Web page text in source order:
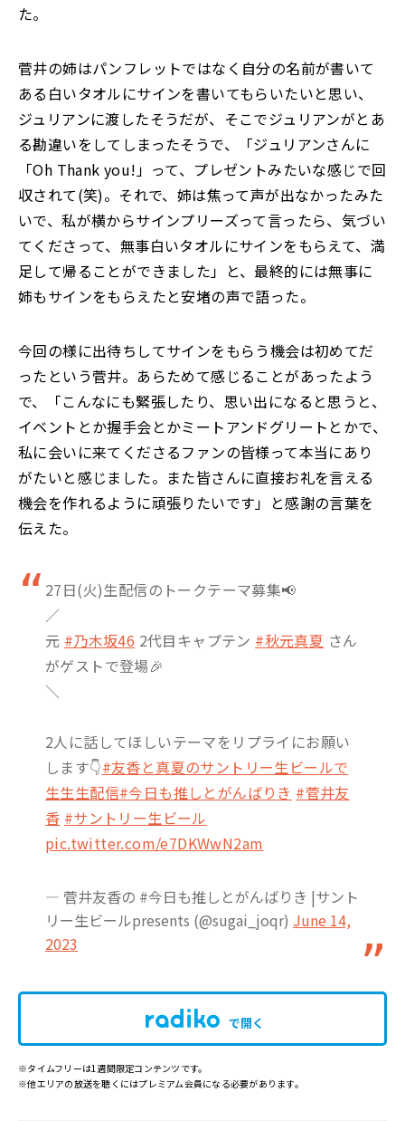
た。
菅井の姉はパンフレットではなく自分の名前が書いて
ある白いタオルにサインを書いてもらいたいと思い、
ジュリアンに渡したそうだが、そこでジュリアンがとあ
る勘違いをしてしまったそうで、「ジュリアンさんに
「Oh Thank you!」って、プレゼントみたいな感じで回
収されて(笑)。それで、姉は焦って声が出なかったみた
いで、私が横からサインプリーズって言ったら、気づい
てくださって、無事白いタオルにサインをもらえて、満
足して帰ることができました」と、最終的には無事に
姉もサインをもらえたと安堵の声で語った。
今回の様に出待ちしてサインをもらう機会は初めてだ
ったという菅井。あらためて感じることがあったよう
で、「こんなにも緊張したり、思い出になると思うと、
イベントとか握手会とかミートアンドグリートとかで、
私に会いに来てくださるファンの皆様って本当にあり
がたいと感じました。また皆さんに直接お礼を言える
機会を作れるように頑張りたいです」と感謝の言葉を
伝えた。
27日(火)生配信のトークテーマ募集📢
／
元 #乃木坂46 2代目キャプテン #秋元真夏 さん
がゲストで登場🎉
＼
2人に話してほしいテーマをリプライにお願い
します👇#友香と真夏のサントリー生ビールで
生生生配信#今日も推しとがんばりき #菅井友
香 #サントリー生ビール
pic.twitter.com/e7DKWwN2am
— 菅井友香の #今日も推しとがんばりき |サント
リー生ビールpresents (@sugai_joqr) June 14,
2023
で開く
※タイムフリーは1週間限定コンテンツです。
※他エリアの放送を聴くにはプレミアム会員になる必要があります。